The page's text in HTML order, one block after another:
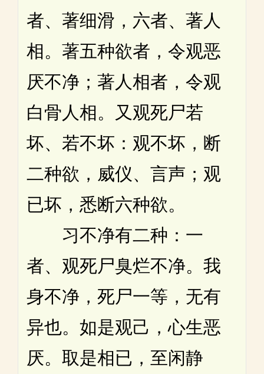
者、著细滑，六者、著人
相。著五种欲者，令观恶
厌不净；著人相者，令观
白骨人相。又观死尸若
坏、若不坏：观不坏，断
二种欲，威仪、言声；观
已坏，悉断六种欲。
习不净有二种：一
者、观死尸臭烂不净。我
身不净，死尸一等，无有
异也。如是观己，心生恶
厌。取是相已，至闲静